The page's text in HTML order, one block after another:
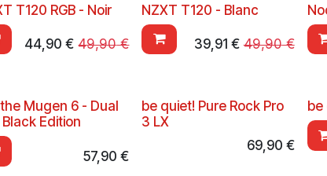
T120 RGB - Noir
44,90 € 49,90€
NZXT T120 - Blanc
39,91 € 49,90€
Mugen 6 - Dual
Black Edition
57,90 €
be quiet! Pure Rock Pro
3 LX
69,90 €
be